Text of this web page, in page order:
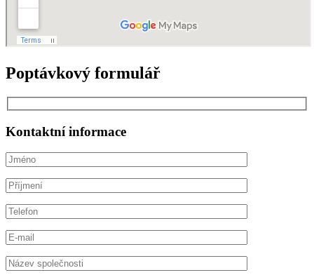
Poptávkový formulář
Kontaktní informace